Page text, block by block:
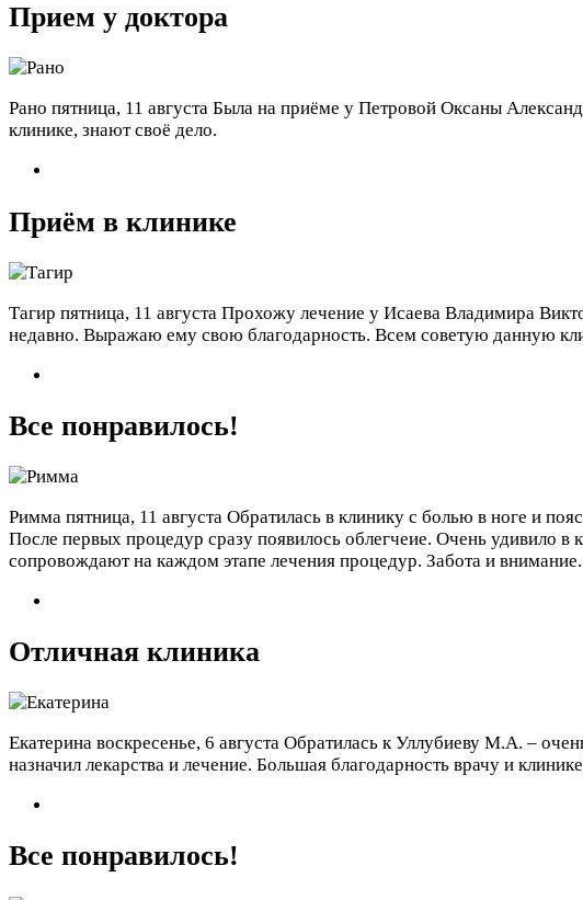
Прием у доктора
Рано пятница, 11 августа Была на приёме у Петровой Оксаны
клинике, знают своё дело.
Приём в клинике
Тагир пятница, 11 августа Прохожу лечение у Исаева Владимира
недавно. Выражаю ему свою благодарность. Всем советую данную
Все понравилось!
Римма пятница, 11 августа Обратилась в клинику с болью в ноге и
После первых процедур сразу появилось облегчеие. Очень удивило
сопровождают на каждом этапе лечения процедур. Забота и внимание.
Отличная клиника
Екатерина воскресенье, 6 августа Обратилась к Уллубиеву М.А. –
назначил лекарства и лечение. Большая благодарность врачу и
Все понравилось!